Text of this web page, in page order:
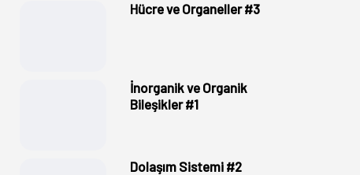
Hücre ve Organeller #3
İnorganik ve Organik
Bileşikler #1
Dolaşım Sistemi #2